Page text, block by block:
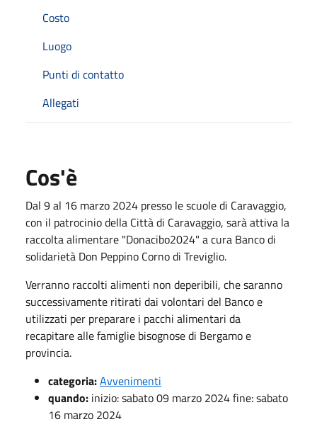
Costo
Luogo
Punti di contatto
Allegati
Cos'è
Dal 9 al 16 marzo 2024 presso le scuole di Caravaggio,
con il patrocinio della Città di Caravaggio, sarà attiva la
raccolta alimentare "Donacibo2024" a cura Banco di
solidarietà Don Peppino Corno di Treviglio.
Verranno raccolti alimenti non deperibili, che saranno
successivamente ritirati dai volontari del Banco e
utilizzati per preparare i pacchi alimentari da
recapitare alle famiglie bisognose di Bergamo e
provincia.
categoria:Avvenimenti
quando: inizio:sabato 09 marzo 2024fine:sabato
16 marzo 2024